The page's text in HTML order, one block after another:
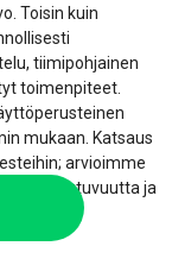
Toisin kuin
tiimipohjainen
toimenpiteet.
mukaan. Katsaus
arvioimme
skaalautuvuutta ja